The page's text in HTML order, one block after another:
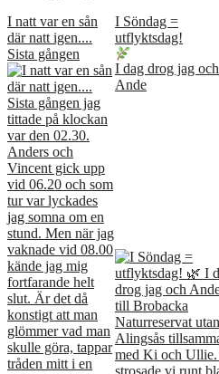
I natt var en sån
där natt igen....
Sista gången
I Söndag =
utflyktsdag!
I dag drog jag och
Ande